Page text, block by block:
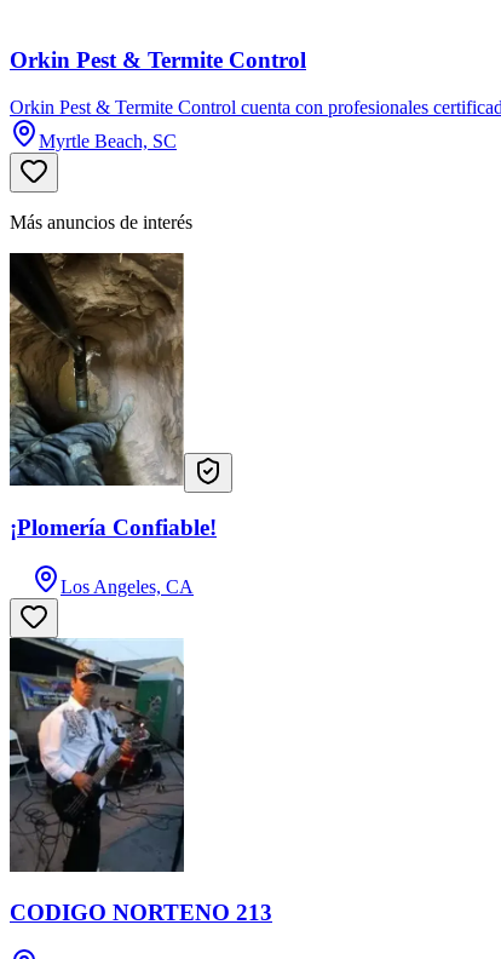
Orkin Pest & Termite Control
Orkin Pest & Termite Control cuenta con profesionales
Myrtle Beach, SC
Más anuncios de interés
¡Plomería Confiable!
Los Angeles, CA
CODIGO NORTENO 213